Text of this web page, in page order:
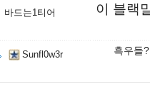
바드는1티어 이 블랙
Sunfl0w3r 흑우들?